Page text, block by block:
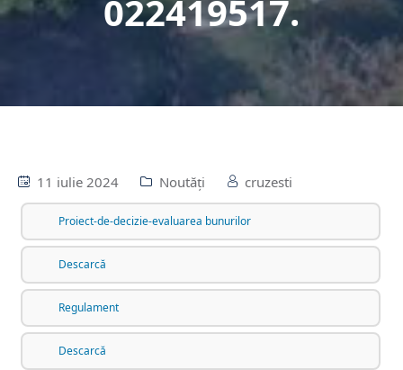
022419517.
11 iulie 2024 Noutăți cruzesti
Proiect-de-decizie-evaluarea bunurilor
Descarcă
Regulament
Descarcă